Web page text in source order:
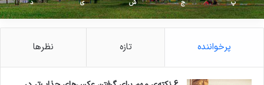
پ ج ش ی د
پرخواننده تازه نظرها